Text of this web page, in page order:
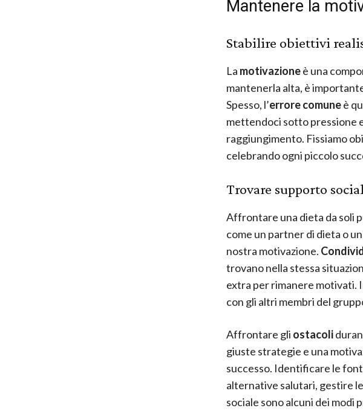
Mantenere la
Stabilire obiettivi
La motivazioneè una
mantenerla alta, è
Spesso, l’errore comuneè
mettendoci sotto pressione
raggiungimento. Fissiamo
celebrando ogni piccolo
Trovare supporto
Affrontare una dieta da soli
come un partner di dieta o
nostra motivazione.
trovano nella stessa
extra per rimanere motivati.
con gli altri membri del
Affrontare gli ostacoli
giuste strategie e una
successo. Identificare le
alternative salutari, gestire
sociale sono alcuni dei